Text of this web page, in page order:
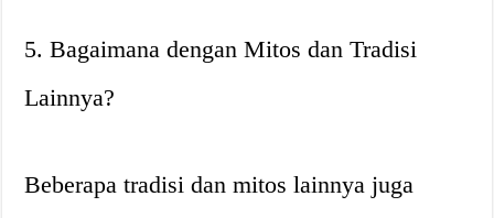
5. Bagaimana dengan Mitos dan Tradisi
Lainnya?
Beberapa tradisi dan mitos lainnya juga